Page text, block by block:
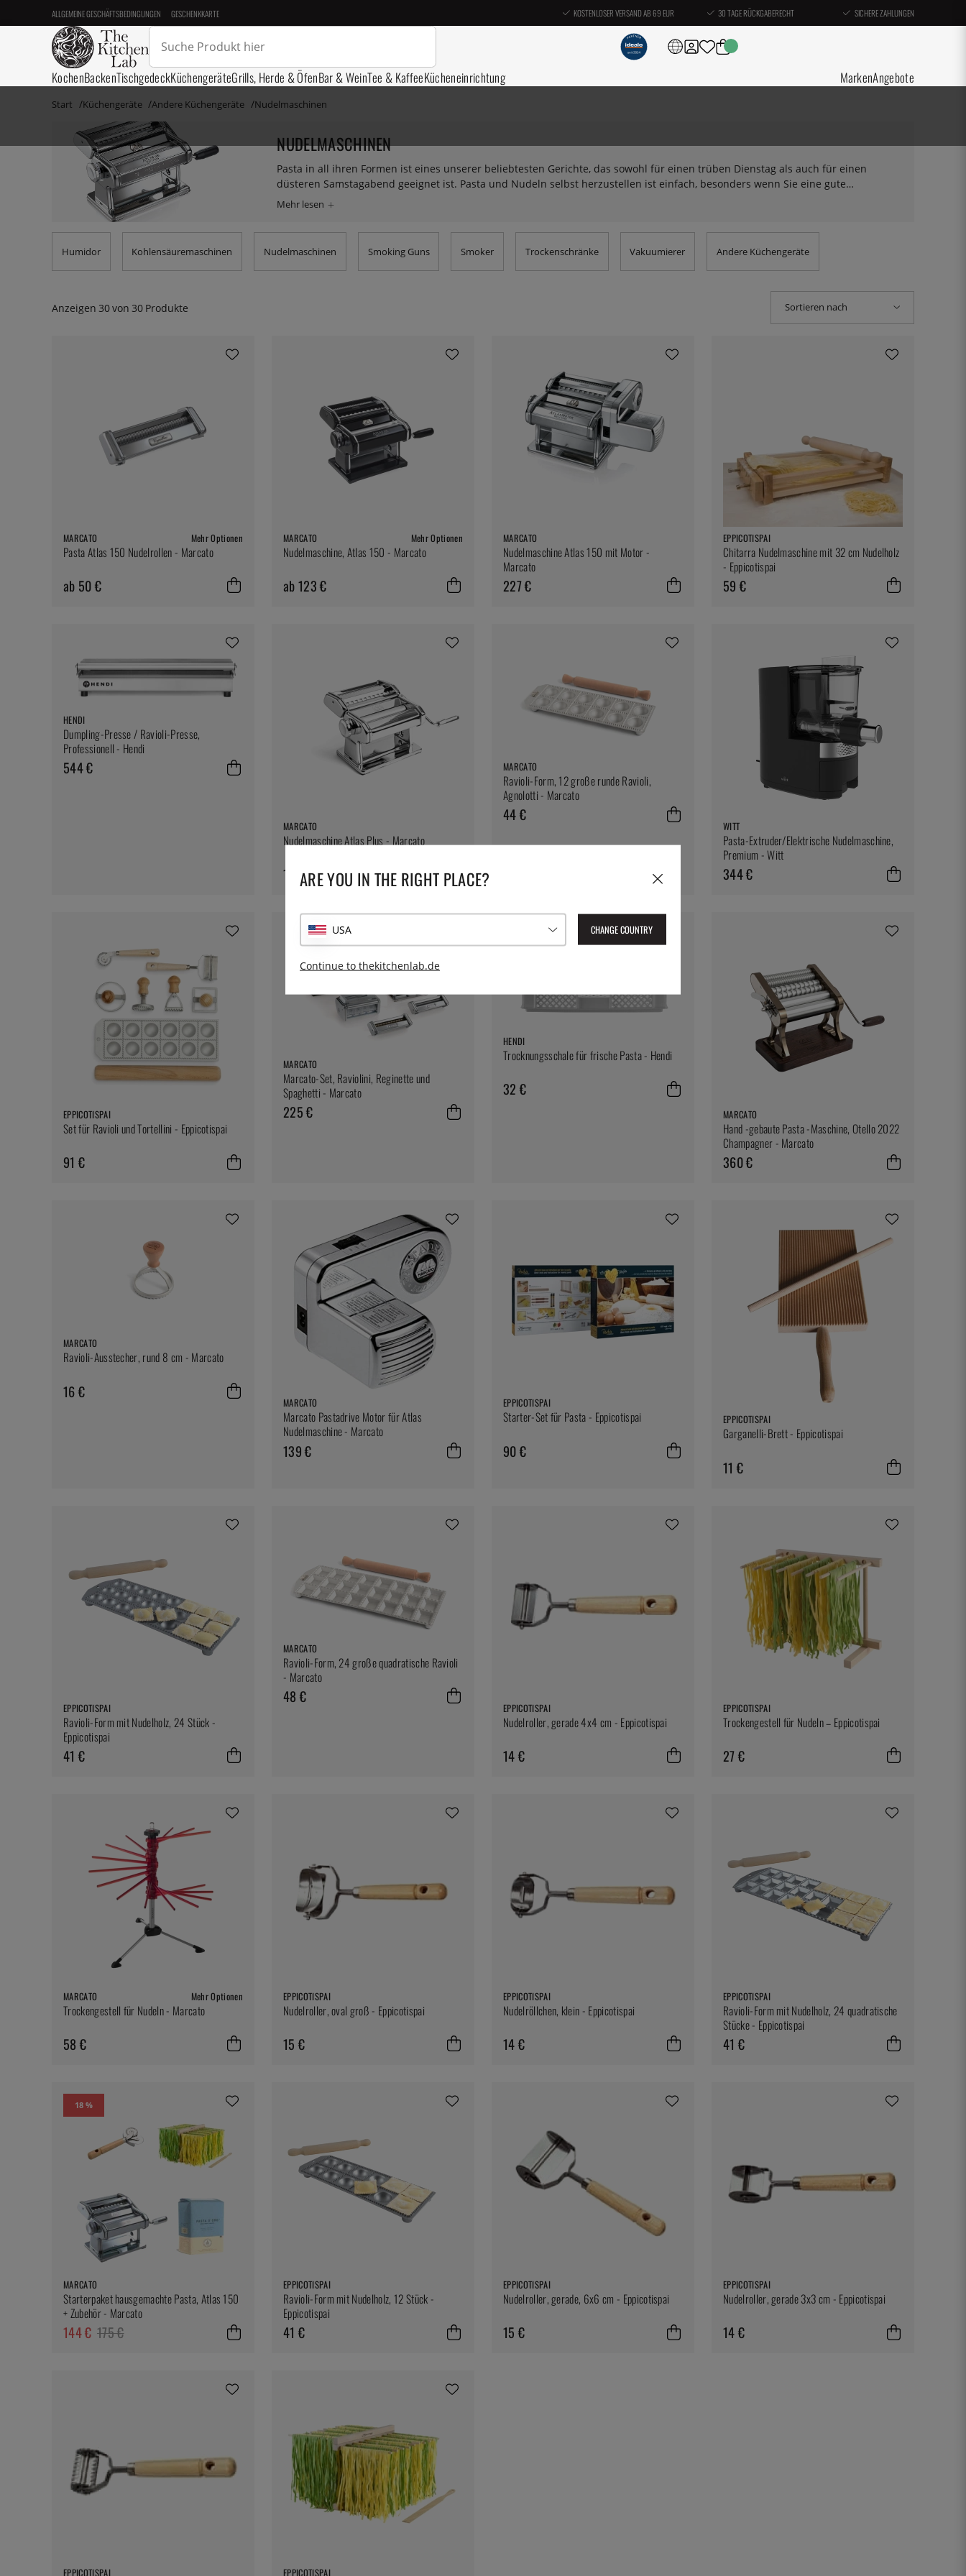
ALLGEMEINE GESCHÄFTSBEDINGUNGEN GESCHENKKARTE KOSTENLOSER VERSAND AB 69 EUR 30 TAGE RÜCKGABERECHT SICHERE ZAHLUNGEN
KochenBackenTischgedeckKüchengeräteGrills, Herde & ÖfenBar & WeinTee & KaffeeKücheneinrichtung MarkenAngebote
Start Küchengeräte Andere Küchengeräte Nudelmaschinen
NUDELMASCHINEN
Pasta in all ihren Formen ist eines unserer beliebtesten Gerichte, das sowohl für einen trüben Dienstag als auch für einen
düsteren Samstagabend geeignet ist. Pasta und Nudeln selbst herzustellen ist einfach, besonders wenn Sie eine gute
Nudelmaschine haben. Hier finden Sie solide, handgekurbelte Nudelmaschinen in höchster Qualität. Viele von ihnen haben
Maschine gleiten, um eine perfekt gleichmäßige Dicke Ihrer Knäckebrotscheiben zu erhalten. Hier finden Sie auch Zubehör für
Ihre Nudelmaschine und allgemeine Utensilien zur Herstellung von Nudeln. Egal, ob Sie von den Spaghetti-Rollern wegkommen
und Pasta wie Lasagne, Linguini und Ravioli erkunden möchten – oder ob Sie handgerollte Pasta herstellen möchten, hier finden
Humidor Kohlensäuremaschinen Nudelmaschinen Smoking Guns Smoker Trockenschränke Vakuumierer Andere Küchengeräte
Anzeigen 30von 30 Produkte Sortieren nach
MARCATO Mehr Optionen
Pasta Atlas 150 Nudelrollen - Marcato
ab 50 €
MARCATO Mehr Optionen
Nudelmaschine, Atlas 150 - Marcato
ab 123 €
MARCATO
Nudelmaschine Atlas 150 mit Motor -
Marcato
227 €
EPPICOTISPAI
Chitarra Nudelmaschine mit 32 cm Nudelholz
- Eppicotispai
59 €
HENDI
Dumpling-Presse / Ravioli-Presse,
Professionell - Hendi
544 €
MARCATO
Nudelmaschine Atlas Plus - Marcato
111 €
MARCATO
Ravioli-Form, 12 große runde Ravioli,
Agnolotti - Marcato
44 €
WITT
Pasta-Extruder/Elektrische Nudelmaschine,
Premium - Witt
344 €
EPPICOTISPAI
Set für Ravioli und Tortellini - Eppicotispai
91 €
MARCATO
Marcato-Set, Raviolini, Reginette und
Spaghetti - Marcato
225 €
HENDI
Trocknungsschale für frische Pasta - Hendi
32 €
MARCATO
Hand -gebaute Pasta -Maschine, Otello 2022
Champagner - Marcato
360 €
MARCATO
Ravioli-Ausstecher, rund 8 cm - Marcato
16 €
MARCATO
Marcato Pastadrive Motor für Atlas
Nudelmaschine - Marcato
139 €
EPPICOTISPAI
Starter-Set für Pasta - Eppicotispai
90 €
EPPICOTISPAI
Garganelli-Brett - Eppicotispai
11 €
EPPICOTISPAI
Ravioli-Form mit Nudelholz, 24 Stück -
Eppicotispai
41 €
MARCATO
Ravioli-Form, 24 große quadratische Ravioli
- Marcato
48 €
EPPICOTISPAI
Nudelroller, gerade 4x4 cm - Eppicotispai
14 €
EPPICOTISPAI
Trockengestell für Nudeln – Eppicotispai
27 €
MARCATO Mehr Optionen
Trockengestell für Nudeln - Marcato
58 €
EPPICOTISPAI
Nudelroller, oval groß - Eppicotispai
15 €
EPPICOTISPAI
Nudelröllchen, klein - Eppicotispai
14 €
EPPICOTISPAI
Ravioli-Form mit Nudelholz, 24 quadratische
Stücke - Eppicotispai
41 €
18 %
MARCATO
Starterpaket hausgemachte Pasta, Atlas 150
+ Zubehör - Marcato
144 € 175 €
EPPICOTISPAI
Ravioli-Form mit Nudelholz, 12 Stück -
Eppicotispai
41 €
EPPICOTISPAI
Nudelroller, gerade, 6x6 cm - Eppicotispai
15 €
EPPICOTISPAI
Nudelroller, gerade 3x3 cm - Eppicotispai
14 €
EPPICOTISPAI EPPICOTISPAI
ARE YOU IN THE RIGHT PLACE?
USA CHANGE COUNTRY
Continue to thekitchenlab.de